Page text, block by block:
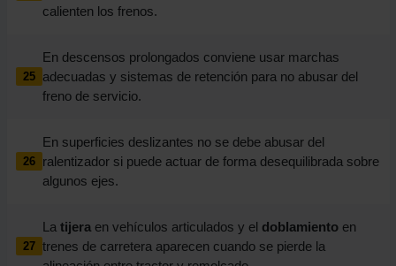
calienten los frenos.
25
En descensos prolongados conviene usar marchas
adecuadas y sistemas de retención para no abusar del
freno de servicio.
26
En superficies deslizantes no se debe abusar del
ralentizador si puede actuar de forma desequilibrada sobre
algunos ejes.
27
La tijeraen vehículos articulados y el doblamientoen
trenes de carretera aparecen cuando se pierde la